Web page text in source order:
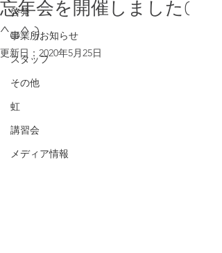
啓発
事業所お知らせ
スタッフ
その他
虹
講習会
メディア情報
忘年会を開催しました(
^ω^ )
更新日： 2020年5月25日